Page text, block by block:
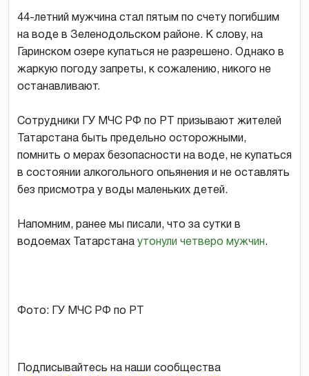
44-летний мужчина стал пятым по счету погибшим
на воде в Зеленодольском районе. К слову, на
Гаринском озере купаться не разрешено. Однако в
жаркую погоду запреты, к сожалению, никого не
останавливают.
Сотрудники ГУ МЧС РФ по РТ призывают жителей
Татарстана быть предельно осторожными,
помнить о мерах безопасности на воде, не купаться
в состоянии алкогольного опьянения и не оставлять
без присмотра у воды маленьких детей.
Напомним, ранее мы писали, что за сутки в
водоемах Татарстана утонули четверо мужчин.
Фото: ГУ МЧС РФ по РТ
Подписывайтесь на наши сообщества